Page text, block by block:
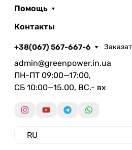
Помощь
Контакты
+38(067) 567-667-6
admin@greenpower.in.ua
ПН-ПТ 09:00—17:00,
СБ 10:00—15.00, ВС.- вх